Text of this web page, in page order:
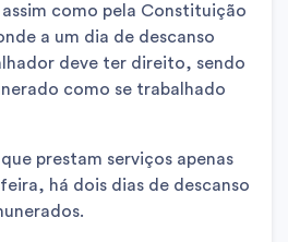
como pela Constituição
a um dia de descanso
deve ter direito, sendo
como se trabalhado
prestam serviços apenas
há dois dias de descanso